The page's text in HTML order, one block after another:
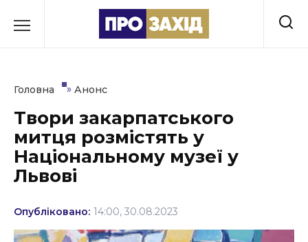
до
Культура
Освіта
Політика
Головна » Анонс
Твори закарпатського
митця розмістять у
Національному музеї у
Львові
Опубліковано: 14:00, 30.08.2023